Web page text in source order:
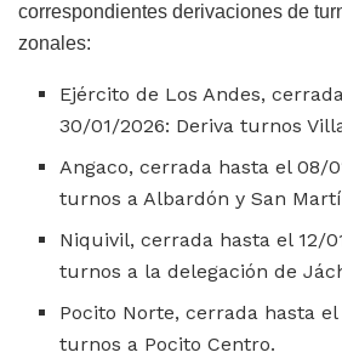
correspondientes derivaciones de
zonales:
Ejército de Los Andes,
30/01/2026: Deriva turnos
Angaco, cerrada hasta el 08/
turnos a Albardón y San
Niquivil, cerrada hasta el 12/
turnos a la delegación de
Pocito Norte, cerrada hasta el
turnos a Pocito Centro.